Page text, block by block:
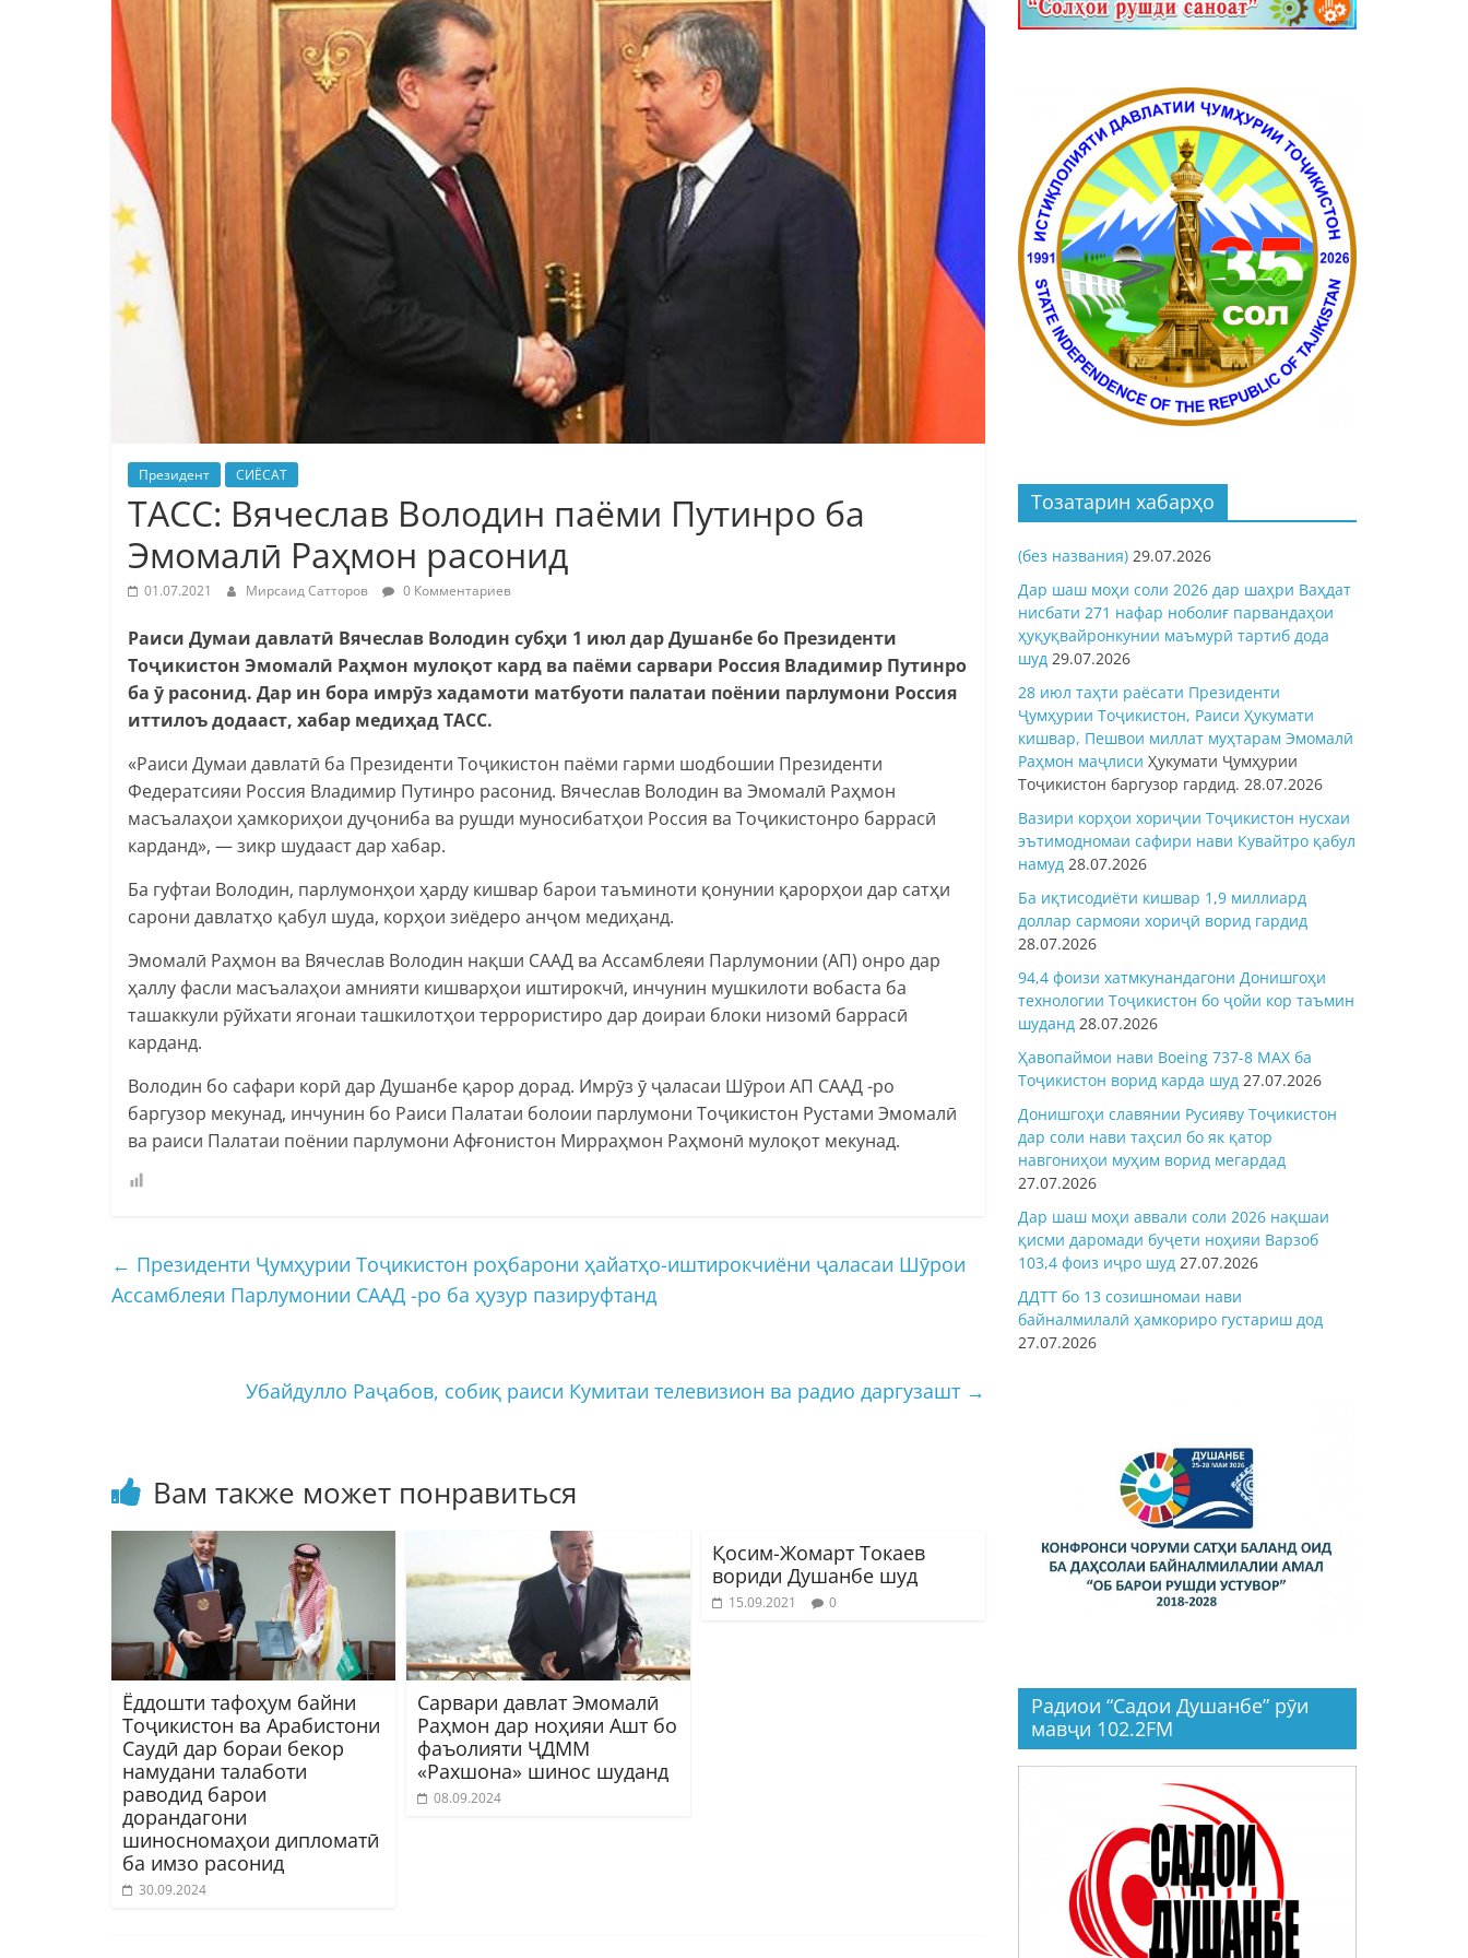
Президент СИЁСАТ
ТАСС: Вячеслав Володин паёми Путинро ба
Эмомалӣ Раҳмон расонид
01.07.2021 Мирсаид Сатторов 0 Комментариев
Раиси Думаи давлатӣ Вячеслав Володин субҳи 1 июл дар Душанбе бо Президенти
Тоҷикистон Эмомалӣ Раҳмон мулоқот кард ва паёми сарвари Россия Владимир Путинро
ба ӯ расонид. Дар ин бора имрӯз хадамоти матбуоти палатаи поёнии парлумони Россия
иттилоъ додааст, хабар медиҳад ТАСС.
«Раиси Думаи давлатӣ ба Президенти Тоҷикистон паёми гарми шодбошии Президенти
Федератсияи Россия Владимир Путинро расонид. Вячеслав Володин ва Эмомалӣ Раҳмон
масъалаҳои ҳамкориҳои дуҷониба ва рушди муносибатҳои Россия ва Тоҷикистонро баррасӣ
карданд», — зикр шудааст дар хабар.
Ба гуфтаи Володин, парлумонҳои ҳарду кишвар барои таъминоти қонунии қарорҳои дар сатҳи
сарони давлатҳо қабул шуда, корҳои зиёдеро анҷом медиҳанд.
Эмомалӣ Раҳмон ва Вячеслав Володин нақши СААД ва Ассамблеяи Парлумонии (АП) онро дар
ҳаллу фасли масъалаҳои амнияти кишварҳои иштирокчӣ, инчунин мушкилоти вобаста ба
ташаккули рӯйхати ягонаи ташкилотҳои террористиро дар доираи блоки низомӣ баррасӣ
карданд.
Володин бо сафари корӣ дар Душанбе қарор дорад. Имрӯз ӯ ҷаласаи Шӯрои АП СААД -ро
баргузор мекунад, инчунин бо Раиси Палатаи болоии парлумони Тоҷикистон Рустами Эмомалӣ
ва раиси Палатаи поёнии парлумони Афғонистон Мирраҳмон Раҳмонӣ мулоқот мекунад.
← Президенти Ҷумҳурии Тоҷикистон роҳбарони ҳайатҳо-иштирокчиёни ҷаласаи Шӯрои
Ассамблеяи Парлумонии СААД -ро ба ҳузур пазируфтанд
Убайдулло Раҷабов, собиқ раиси Кумитаи телевизион ва радио даргузашт →
Вам также может понравиться
Ёддошти тафоҳум байни
Тоҷикистон ва Арабистони
Саудӣ дар бораи бекор
намудани талаботи
раводид барои
дорандагони
шиносномаҳои дипломатӣ
ба имзо расонид
30.09.2024
Сарвари давлат Эмомалӣ
Раҳмон дар ноҳияи Ашт бо
фаъолияти ҶДММ
«Рахшона» шинос шуданд
08.09.2024
Қосим-Жомарт Токаев
вориди Душанбе шуд
15.09.2021 0
Тозатарин хабарҳо
(без названия) 29.07.2026
Дар шаш моҳи соли 2026 дар шаҳри Ваҳдат
нисбати 271 нафар ноболиғ парвандаҳои
ҳуқуқвайронкунии маъмурӣ тартиб дода
шуд 29.07.2026
28 июл таҳти раёсати Президенти
Ҷумҳурии Тоҷикистон, Раиси Ҳукумати
кишвар, Пешвои миллат муҳтарам Эмомалӣ
Раҳмон маҷлиси Ҳукумати Ҷумҳурии
Тоҷикистон баргузор гардид. 28.07.2026
Вазири корҳои хориҷии Тоҷикистон нусхаи
эътимодномаи сафири нави Кувайтро қабул
намуд 28.07.2026
Ба иқтисодиёти кишвар 1,9 миллиард
доллар сармояи хориҷӣ ворид гардид
28.07.2026
94,4 фоизи хатмкунандагони Донишгоҳи
технологии Тоҷикистон бо ҷойи кор таъмин
шуданд 28.07.2026
Ҳавопаймои нави Boeing 737-8 MAX ба
Тоҷикистон ворид карда шуд 27.07.2026
Донишгоҳи славянии Русияву Тоҷикистон
дар соли нави таҳсил бо як қатор
навгониҳои муҳим ворид мегардад
27.07.2026
Дар шаш моҳи аввали соли 2026 нақшаи
қисми даромади буҷети ноҳияи Варзоб
103,4 фоиз иҷро шуд 27.07.2026
ДДТТ бо 13 созишномаи нави
байналмилалӣ ҳамкориро густариш дод
27.07.2026
Радиои “Садои Душанбе” рӯи
мавҷи 102.2FM